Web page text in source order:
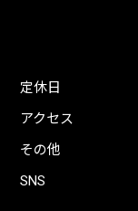
定休日
アクセス
その他
SNS